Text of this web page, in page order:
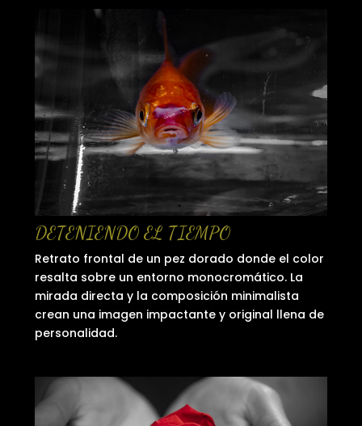
DETENIENDO EL TIEMPO
Retrato frontal de un pez dorado donde el color
resalta sobre un entorno monocromático. La
mirada directa y la composición minimalista
crean una imagen impactante y original llena de
personalidad.